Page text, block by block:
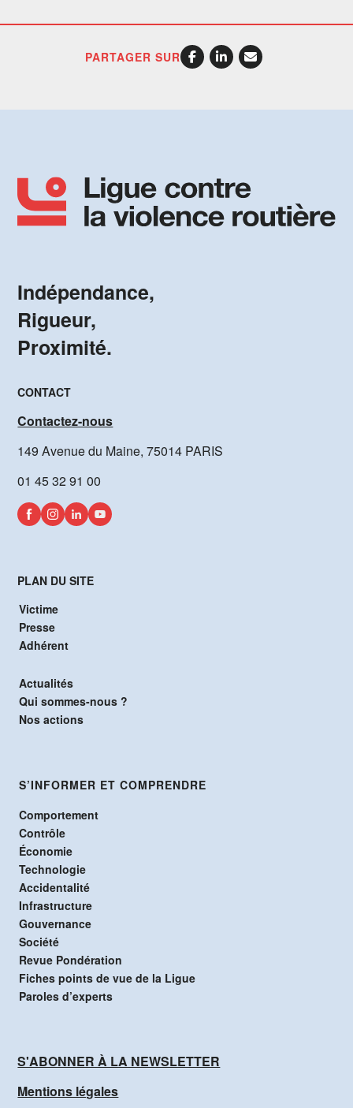
PARTAGER SUR
Indépendance,
Rigueur,
Proximité.
CONTACT
Contactez-nous
149 Avenue du Maine, 75014 PARIS
01 45 32 91 00
PLAN DU SITE
Victime
Presse
Adhérent
Actualités
Qui sommes-nous ?
Nos actions
S’INFORMER ET COMPRENDRE
Comportement
Contrôle
Économie
Technologie
Accidentalité
Infrastructure
Gouvernance
Société
Revue Pondération
Fiches points de vue de la Ligue
Paroles d’experts
S'ABONNER À LA NEWSLETTER
Mentions légales